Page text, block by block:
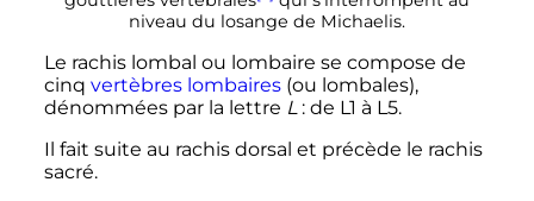
niveau du losange de Michaelis.
Le rachis lombal ou lombaire se compose de
cinq vertèbres lombaires(ou lombales),
dénommées par la lettre L : de L1 à L5.
Il fait suite au rachis dorsal et précède le rachis
sacré.